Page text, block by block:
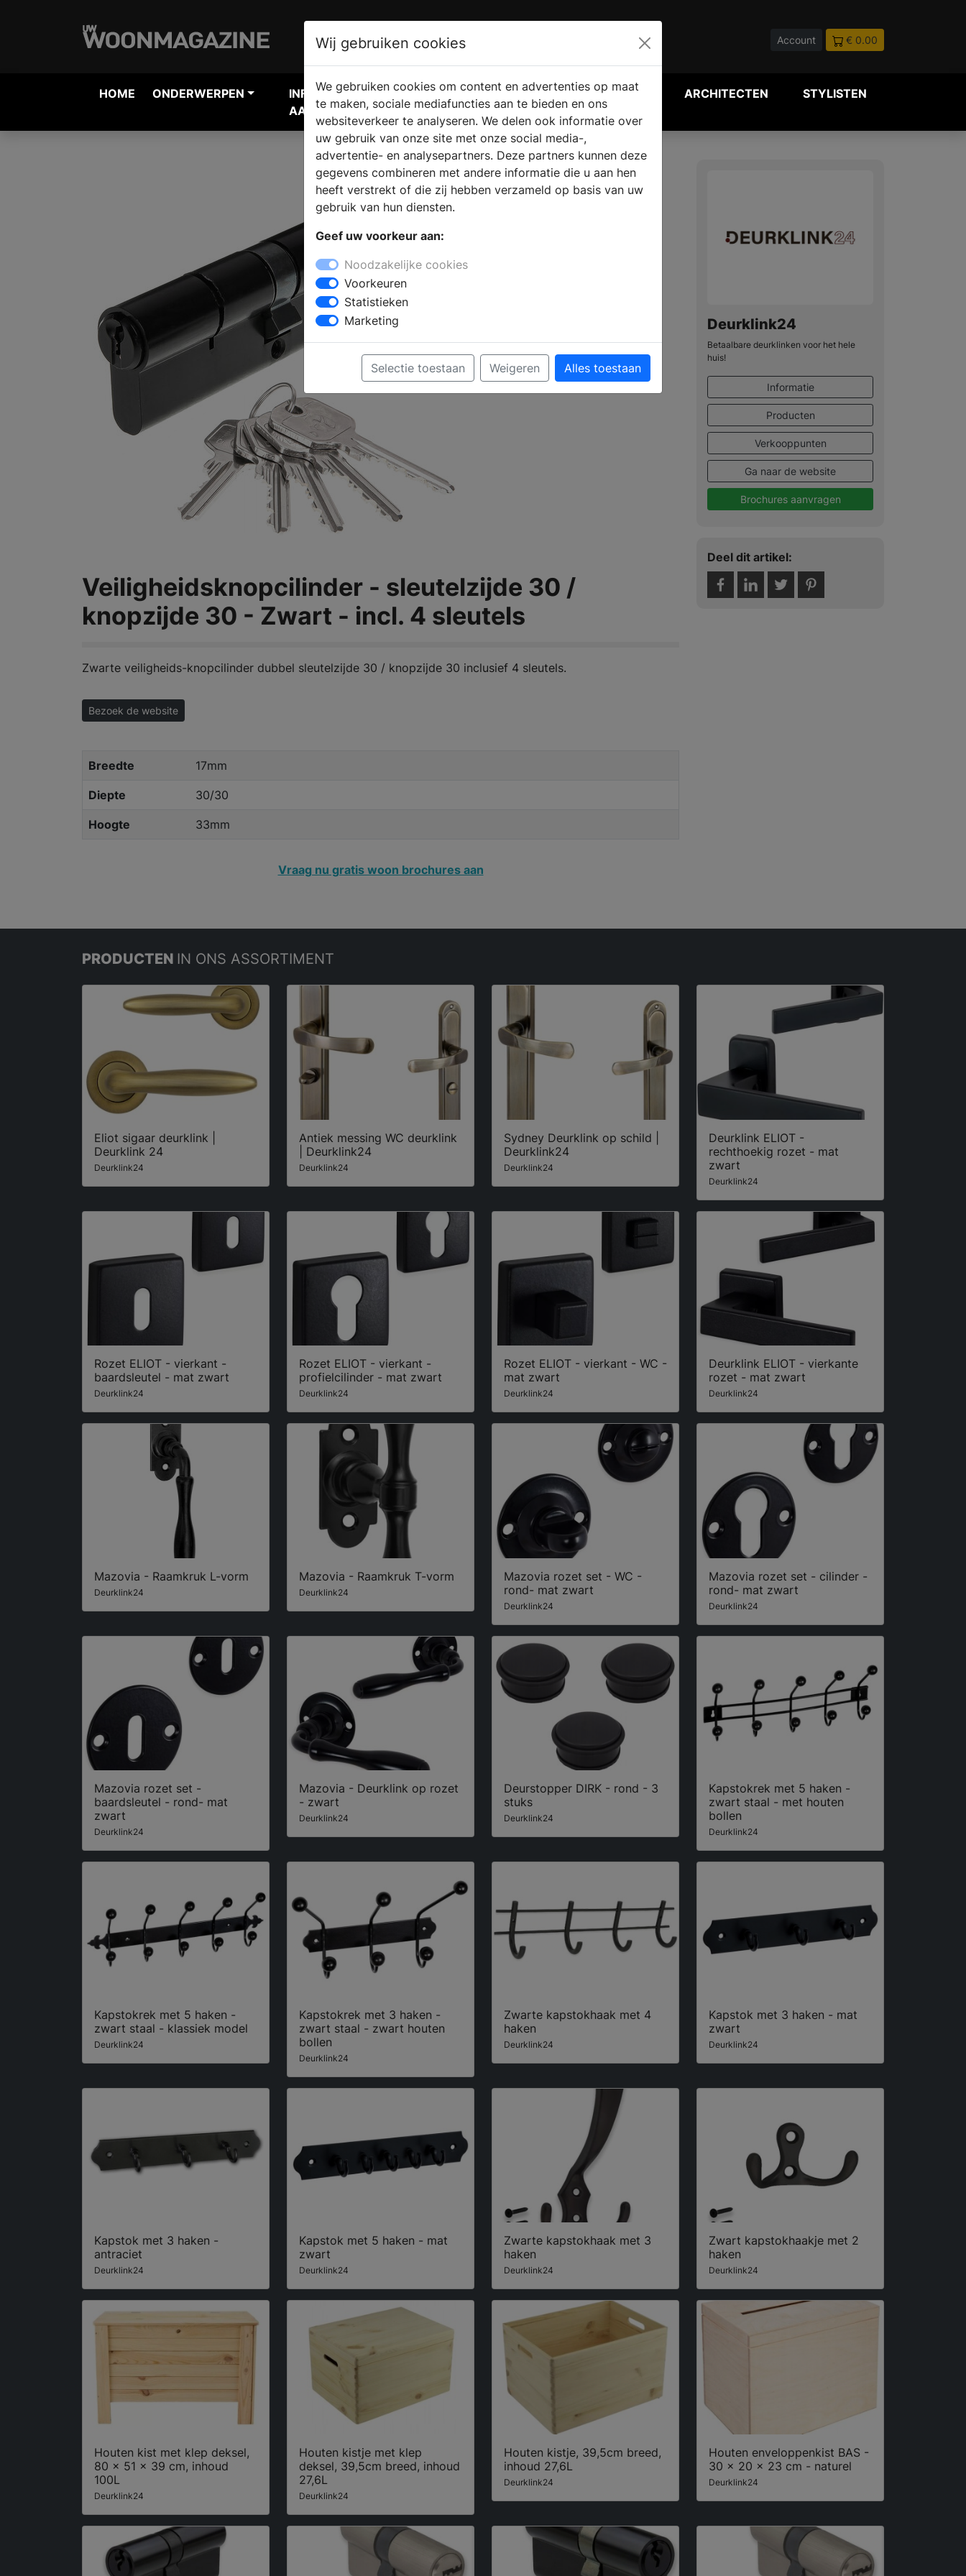
Account € 0.00
HOME ONDERWERPEN
INFORMATIE
AANVRAGEN
VERKOOPLOCATIE
VINDEN
WEBSHOP ARCHITECTEN STYLISTEN
Veiligheidsknopcilinder - sleutelzijde 30 /
knopzijde 30 - Zwart - incl. 4 sleutels
Zwarte veiligheids-knopcilinder dubbel sleutelzijde 30 / knopzijde 30 inclusief 4 sleutels.
Bezoek de website
Breedte 17mm
Diepte 30/30
Hoogte 33mm
Vraag nu gratis woon brochures aan
Deurklink24
Betaalbare deurklinken voor het hele
huis!
Informatie
Producten
Verkooppunten
Ga naar de website
Brochures aanvragen
Deel dit artikel:
PRODUCTEN IN ONS ASSORTIMENT
Eliot sigaar deurklink |
Deurklink 24
Deurklink24
Antiek messing WC deurklink
| Deurklink24
Deurklink24
Sydney Deurklink op schild |
Deurklink24
Deurklink24
Deurklink ELIOT -
rechthoekig rozet - mat
zwart
Deurklink24
Rozet ELIOT - vierkant -
baardsleutel - mat zwart
Deurklink24
Rozet ELIOT - vierkant -
profielcilinder - mat zwart
Deurklink24
Rozet ELIOT - vierkant - WC -
mat zwart
Deurklink24
Deurklink ELIOT - vierkante
rozet - mat zwart
Deurklink24
Mazovia - Raamkruk L-vorm
Deurklink24
Mazovia - Raamkruk T-vorm
Deurklink24
Mazovia rozet set - WC -
rond- mat zwart
Deurklink24
Mazovia rozet set - cilinder -
rond- mat zwart
Deurklink24
Mazovia rozet set -
baardsleutel - rond- mat
zwart
Deurklink24
Mazovia - Deurklink op rozet
- zwart
Deurklink24
Deurstopper DIRK - rond - 3
stuks
Deurklink24
Kapstokrek met 5 haken -
zwart staal - met houten
bollen
Deurklink24
Kapstokrek met 5 haken -
zwart staal - klassiek model
Deurklink24
Kapstokrek met 3 haken -
zwart staal - zwart houten
bollen
Deurklink24
Zwarte kapstokhaak met 4
haken
Deurklink24
Kapstok met 3 haken - mat
zwart
Deurklink24
Kapstok met 3 haken -
antraciet
Deurklink24
Kapstok met 5 haken - mat
zwart
Deurklink24
Zwarte kapstokhaak met 3
haken
Deurklink24
Zwart kapstokhaakje met 2
haken
Deurklink24
Houten kist met klep deksel,
80 x 51 x 39 cm, inhoud
100L
Deurklink24
Houten kistje met klep
deksel, 39,5cm breed, inhoud
27,6L
Deurklink24
Houten kistje, 39,5cm breed,
inhoud 27,6L
Deurklink24
Houten enveloppenkist BAS -
30 x 20 x 23 cm - naturel
Deurklink24
Wij gebruiken cookies
We gebruiken cookies om content en advertenties op maat
te maken, sociale mediafuncties aan te bieden en ons
websiteverkeer te analyseren. We delen ook informatie over
uw gebruik van onze site met onze social media-,
advertentie- en analysepartners. Deze partners kunnen deze
gegevens combineren met andere informatie die u aan hen
heeft verstrekt of die zij hebben verzameld op basis van uw
gebruik van hun diensten.
Geef uw voorkeur aan:
Noodzakelijke cookies
Voorkeuren
Statistieken
Marketing
Selectie toestaan Weigeren Alles toestaan